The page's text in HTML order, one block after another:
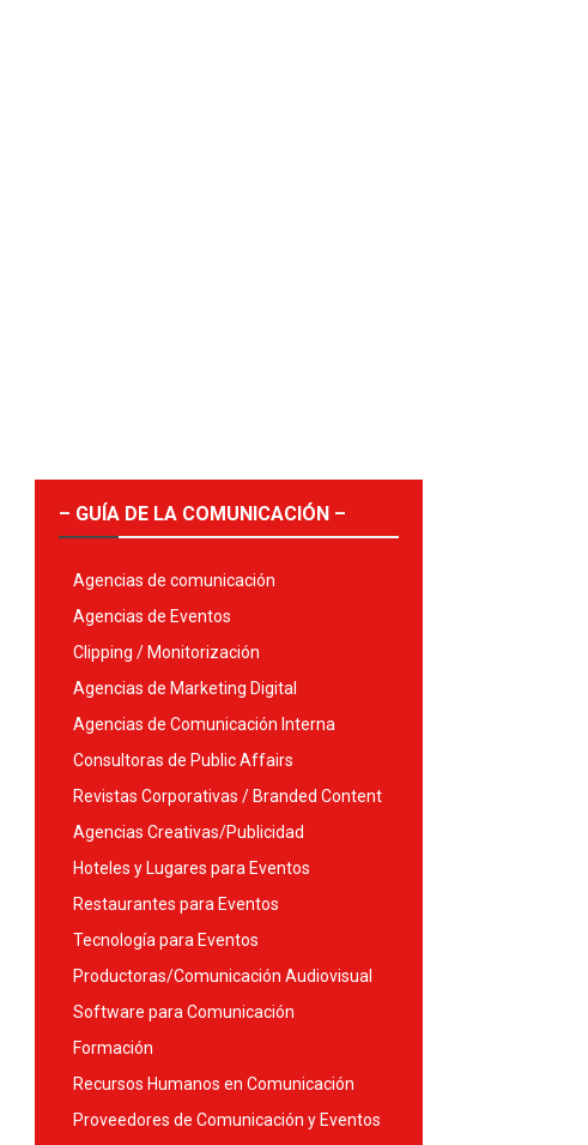
– GUÍA DE LA COMUNICACIÓN –
Agencias de comunicación
Agencias de Eventos
Clipping / Monitorización
Agencias de Marketing Digital
Agencias de Comunicación Interna
Consultoras de Public Affairs
Revistas Corporativas / Branded Content
Agencias Creativas/Publicidad
Hoteles y Lugares para Eventos
Restaurantes para Eventos
Tecnología para Eventos
Productoras/Comunicación Audiovisual
Software para Comunicación
Formación
Recursos Humanos en Comunicación
Proveedores de Comunicación y Eventos